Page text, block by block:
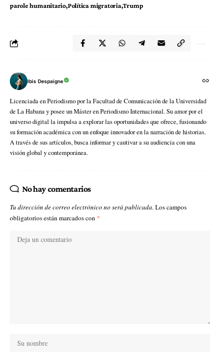
parole humanitario Política migratoria Trump
Ibis Despaigne
Licenciada en Periodismo por la Facultad de Comunicación de la Universidad
de La Habana y posee un Máster en Periodismo Internacional. Su amor por el
universo digital la impulsa a explorar las oportunidades que ofrece, fusionando
su formación académica con un enfoque innovador en la narración de historias.
A través de sus artículos, busca informar y cautivar a su audiencia con una
visión global y contemporánea.
No hay comentarios
Tu dirección de correo electrónico no será publicada. Los campos
obligatorios están marcados con *